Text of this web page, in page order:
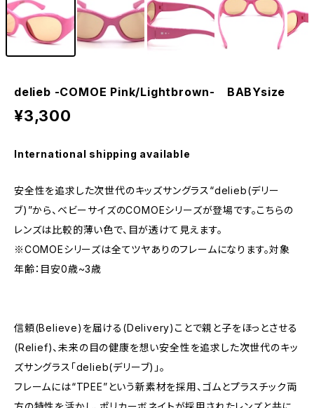
delieb -COMOE Pink/Lightbrown- BABYsize
¥3,300
International shipping available
安全性を追求した次世代のキッズサングラス“delieb(デリー
ブ)”から、ベビーサイズのCOMOEシリーズが登場です。こちらの
レンズは比較的薄い色で、目が透けて見えます。
※COMOEシリーズは全てツヤありのフレームになります。対象
年齢：目安0歳~3歳
信頼(Believe)を届ける(Delivery)ことで親と子をほっとさせる
(Relief)、未来の目の健康を想い安全性を追求した次世代のキッ
ズサングラス「delieb(デリーブ)」。
フレームには“TPEE”という新素材を採用、ゴムとプラスチック両